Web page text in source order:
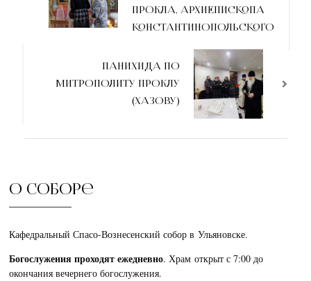
ПРОКЛА, АРХИЕПИСКОПА
КОНСТАНТИНОПОЛЬСКОГО
ПАНИХИДА ПО
МИТРОПОЛИТУ ПРОКЛУ
(ХАЗОВУ)
О соборе
Кафедральный Спасо-Вознесенский собор в Ульяновске.
Богослужения проходят ежедневно. Храм открыт с 7:00 до
окончания вечернего богослужения.